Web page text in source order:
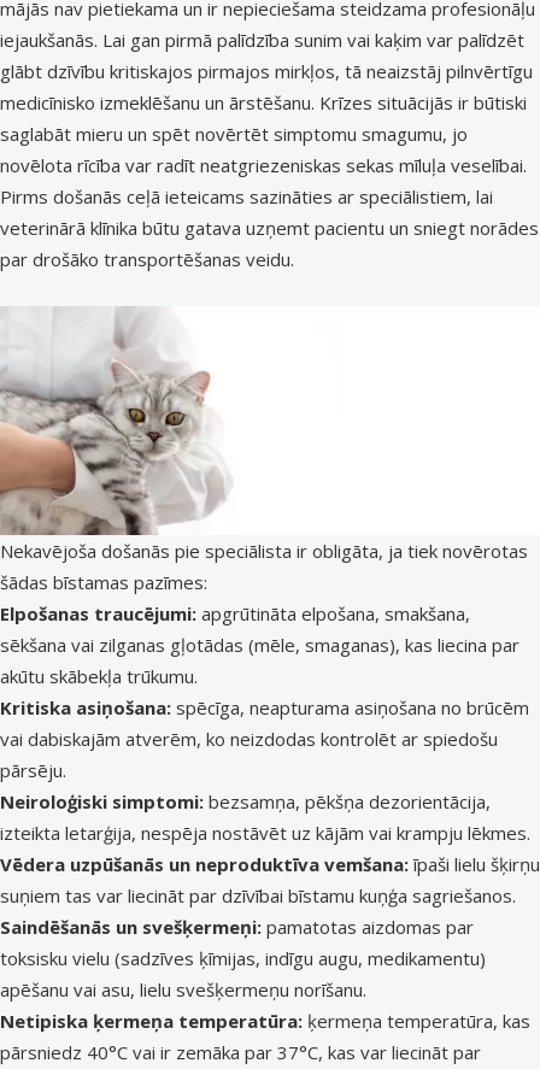
mājās nav pietiekama un ir nepieciešama steidzama profesionāļu
iejaukšanās. Lai gan pirmā palīdzība sunim vai kaķim var palīdzēt
glābt dzīvību kritiskajos pirmajos mirkļos, tā neaizstāj pilnvērtīgu
medicīnisko izmeklēšanu un ārstēšanu. Krīzes situācijās ir būtiski
saglabāt mieru un spēt novērtēt simptomu smagumu, jo
novēlota rīcība var radīt neatgriezeniskas sekas mīluļa veselībai.
Pirms došanās ceļā ieteicams sazināties ar speciālistiem, lai
veterinārā klīnika būtu gatava uzņemt pacientu un sniegt norādes
par drošāko transportēšanas veidu.
Nekavējoša došanās pie speciālista ir obligāta, ja tiek novērotas
šādas bīstamas pazīmes:
Elpošanas traucējumi: apgrūtināta elpošana, smakšana,
sēkšana vai zilganas gļotādas (mēle, smaganas), kas liecina par
akūtu skābekļa trūkumu.
Kritiska asiņošana: spēcīga, neapturama asiņošana no brūcēm
vai dabiskajām atverēm, ko neizdodas kontrolēt ar spiedošu
pārsēju.
Neiroloģiski simptomi: bezsamņa, pēkšņa dezorientācija,
izteikta letarģija, nespēja nostāvēt uz kājām vai krampju lēkmes.
Vēdera uzpūšanās un neproduktīva vemšana:īpaši lielu šķirņu
suņiem tas var liecināt par dzīvībai bīstamu kuņģa sagriešanos.
Saindēšanās un svešķermeņi: pamatotas aizdomas par
toksisku vielu (sadzīves ķīmijas, indīgu augu, medikamentu)
apēšanu vai asu, lielu svešķermeņu norīšanu.
Netipiska ķermeņa temperatūra: ķermeņa temperatūra, kas
pārsniedz 40°C vai ir zemāka par 37°C, kas var liecināt par